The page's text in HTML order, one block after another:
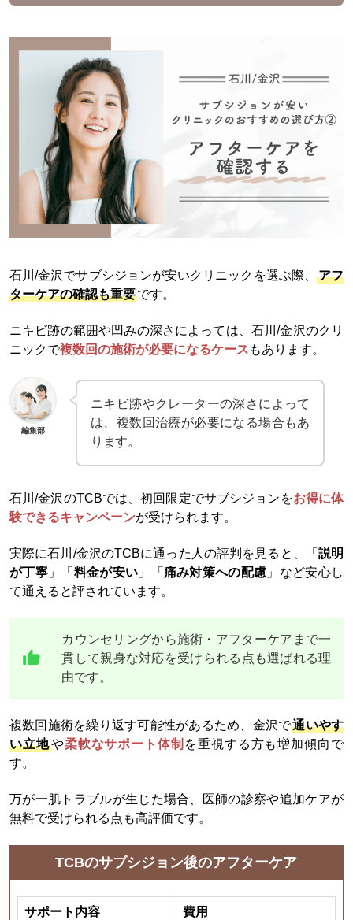
石川/金沢でサブシジョンが安いクリニックを選ぶ際、
アフ
ターケアの確認も重要です。
ニキビ跡の範囲や凹みの深さによっては、石川/金沢のクリ
ニックで複数回の施術が必要になるケース もあります。
編集部
ニキビ跡やクレーターの深さによって
は、複数回治療が必要になる場合もあ
ります。
石川/金沢のTCBでは、初回限定でサブシジョンをお得に体
験できるキャンペーンが受けられます。​
実際に石川/金沢のTCBに通った人の評判を見ると、「 説明
が丁寧」「 料金が安い 」「 痛み対策への配慮 」など安心し
て通えると評されています。
カウンセリングから施術・アフターケアまで一
貫して親身な対応を受けられる点も選ばれる理
由です。​
複数回施術を繰り返す可能性があるため、金沢で通いやす
い立地や柔軟なサポート体制 を重視する方も増加傾向で
す。
万が一肌トラブルが生じた場合、医師の診察や追加ケアが
無料で受けられる点も高評価です。
TCBのサブシジョン後のアフターケア
サポート内容 費用